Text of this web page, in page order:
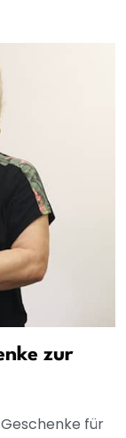
zur
für